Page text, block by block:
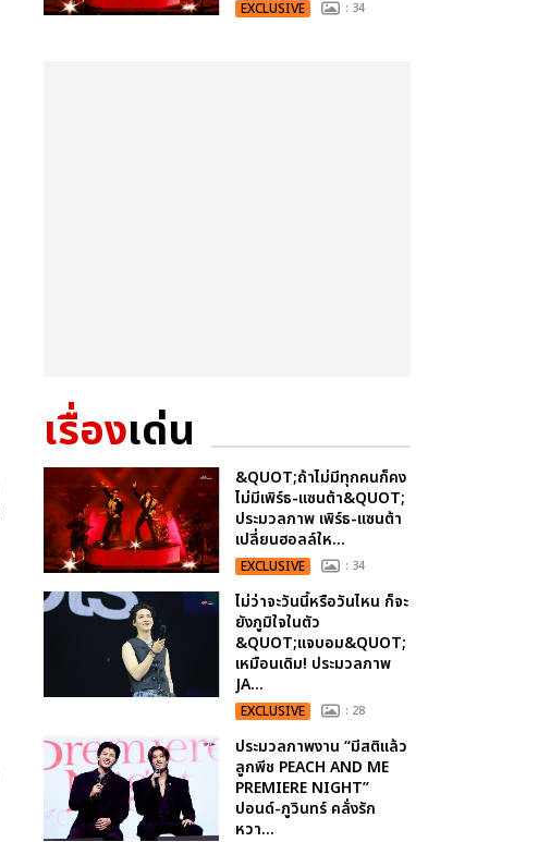
EXCLUSIVE : 34
เรื่องเด่น
&QUOT;ถ้าไม่มีทุกคนก็คง
ไม่มีเพิร์ธ-แซนต้า&QUOT;
ประมวลภาพ เพิร์ธ-แซนต้า
เปลี่ยนฮอลล์ให...
EXCLUSIVE : 34
ไม่ว่าจะวันนี้หรือวันไหน ก็จะ
ยังภูมิใจในตัว
&QUOT;แจบอม&QUOT;
เหมือนเดิม! ประมวลภาพ
JA...
EXCLUSIVE : 28
ประมวลภาพงาน “มีสติแล้ว
ลูกพีช PEACH AND ME
PREMIERE NIGHT”
ปอนด์-ภูวินทร์ คลั่งรัก
หวา...